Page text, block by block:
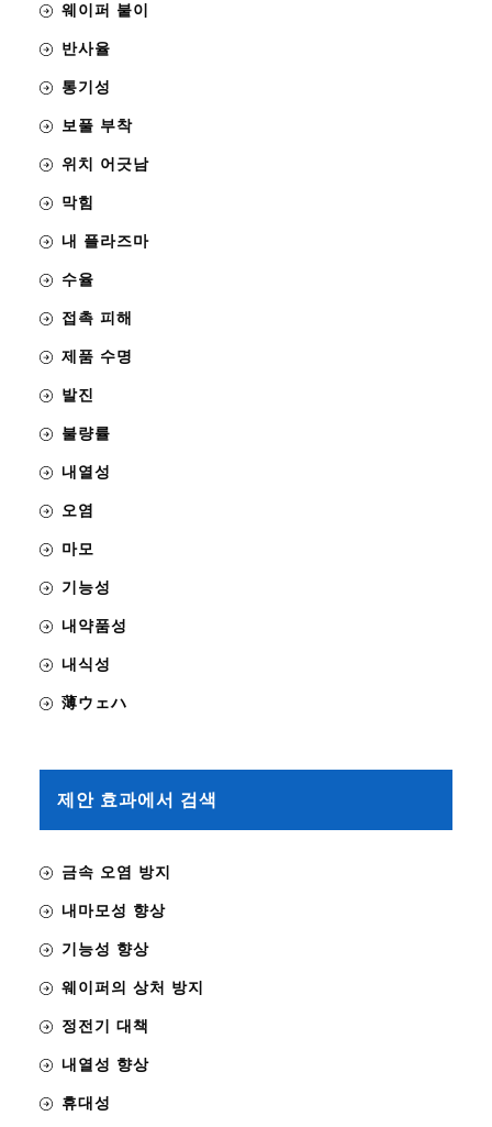
웨이퍼 붙이
반사율
통기성
보풀 부착
위치 어긋남
막힘
내 플라즈마
수율
접촉 피해
제품 수명
발진
불량률
내열성
오염
마모
기능성
내약품성
내식성
薄ウェハ
제안 효과에서 검색
금속 오염 방지
내마모성 향상
기능성 향상
웨이퍼의 상처 방지
정전기 대책
내열성 향상
휴대성